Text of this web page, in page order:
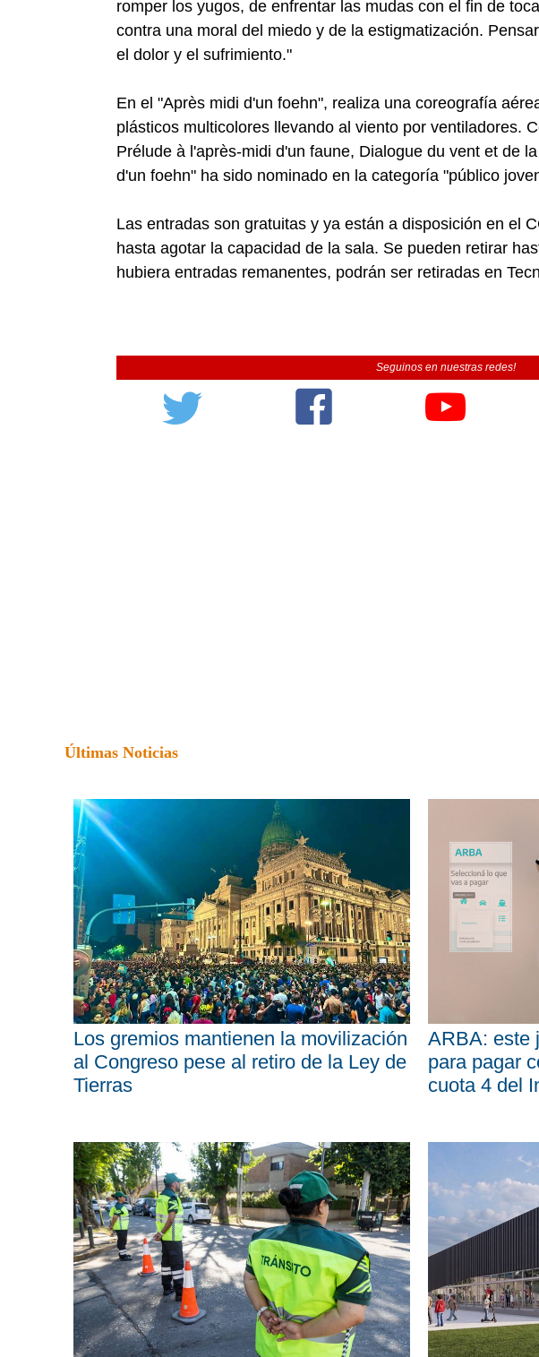
romper los yugos, de enfrentar las mudas con el fin de
contra una moral del miedo y de la estigmatización.
el dolor y el sufrimiento."
En el "Après midi d'un foehn", realiza una coreografía
plásticos multicolores llevando al viento por ventiladores.
Prélude à l'après-midi d'un faune, Dialogue du vent et de
d'un foehn" ha sido nominado en la categoría "público
Las entradas son gratuitas y ya están a disposición en el
hasta agotar la capacidad de la sala. Se pueden retirar
hubiera entradas remanentes, podrán ser retiradas en
Seguinos en nuestras redes!
Últimas Noticias
Los gremios mantienen la movilización
al Congreso pese al retiro de la Ley de
Tierras
ARBA: este
para pagar
cuota 4 del